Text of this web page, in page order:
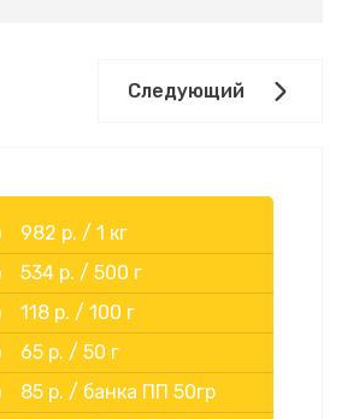
Следующий
534 р. / 500 г
982 р. / 1 кг
118 р. / 100 г
65 р. / 50 г
85 р. / банка ПП 50гр